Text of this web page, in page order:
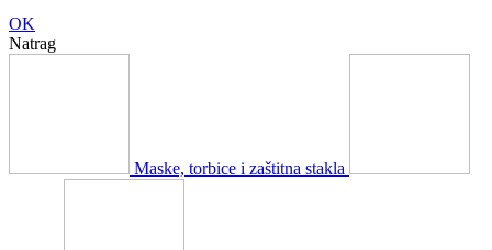
OK
Natrag
Maske, torbice i zaštitna stakla